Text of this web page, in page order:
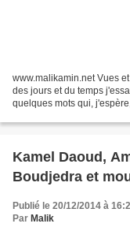
www.malikamin.net Vues
des jours et du temps
quelques mots qui,
Kamel Daoud,
Boudjedra et
Publié le 20/12/2014 à
Par Malik